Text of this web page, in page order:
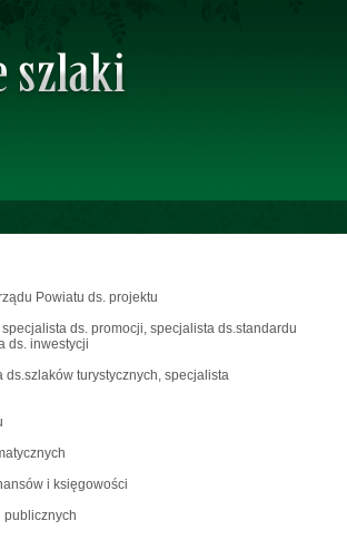
Powiatu ds. projektu
ds. promocji, specjalista ds.standardu
ds. inwestycji
ds.szlaków turystycznych, specjalista
i księgowości
publicznych